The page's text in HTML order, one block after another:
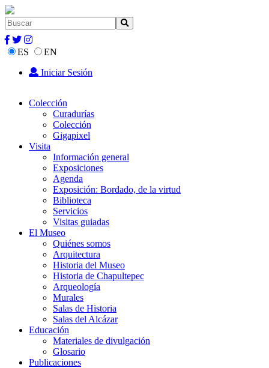
ES
EN
Iniciar Sesión
Colección
Curadurías
Colección
Gigapixel
Visita
Información general
Exposiciones
Agenda
Exposición: Bordado, de la virtud
Biblioteca
Servicios
Visitas guiadas
El Museo
Quiénes somos
Arquitectura
Historia del Museo
Historia de Chapultepec
Arqueología
Murales
Salas de Historia
Salas del Alcázar
Educación
Materiales de divulgación
Glosario
Publicaciones